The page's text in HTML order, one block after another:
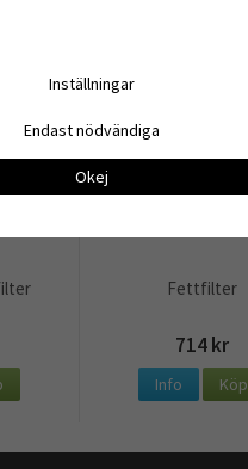
Fettfilter
714 kr
Info Köp
Inställningar
Endast nödvändiga
Okej